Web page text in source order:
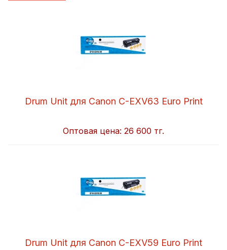
Drum Unit для Canon C-EXV63 Euro Print
Оптовая цена: 26 600 тг.
Drum Unit для Canon C-EXV59 Euro Print